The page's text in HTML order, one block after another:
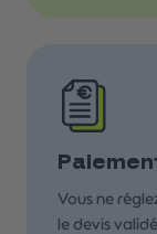
Vous ne
le devis